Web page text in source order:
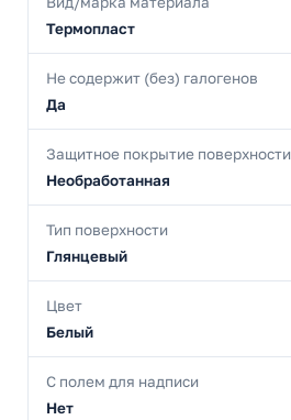
Термопласт
Не содержит (без) галогенов
Да
Защитное покрытие поверхности
Необработанная
Тип поверхности
Глянцевый
Цвет
Белый
С полем для надписи
Нет